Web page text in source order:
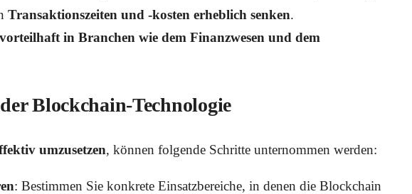
Transaktionszeiten und -kosten erheblich senken.
in Branchen wie dem Finanzwesen und dem
Blockchain-Technologie
umzusetzen, können folgende Schritte unternommen werden:
: Bestimmen Sie konkrete Einsatzbereiche, in denen die Blockchain